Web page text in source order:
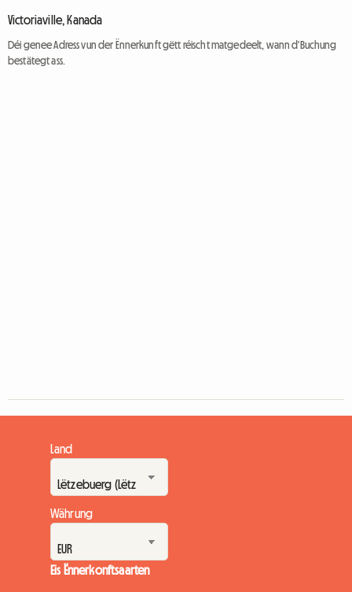
Victoriaville, Kanada
Déi genee Adress vun der Ënnerkunft gëtt réischt matgedeelt, wann d'Buchung
bestätegt ass.
Land
Währung
Eis Ënnerkonftsaarten